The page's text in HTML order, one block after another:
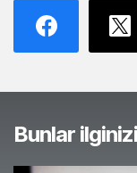
Bunlar